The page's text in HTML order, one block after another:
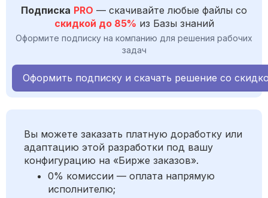
Подписка PRO — скачивайте любые файлы со
скидкой до 85% из Базы знаний
Оформите подписку на компанию для решения рабочих
задач
Оформить подписку и скачать решение со
Вы можете заказать платную доработку или
адаптацию этой разработки под вашу
конфигурацию на «Бирже заказов».
0% комиссии — оплата напрямую
исполнителю;